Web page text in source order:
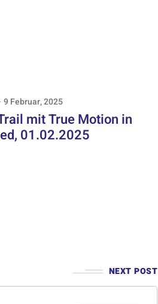
9 Februar, 2025
mit True Motion in
01.02.2025
NEXT POST